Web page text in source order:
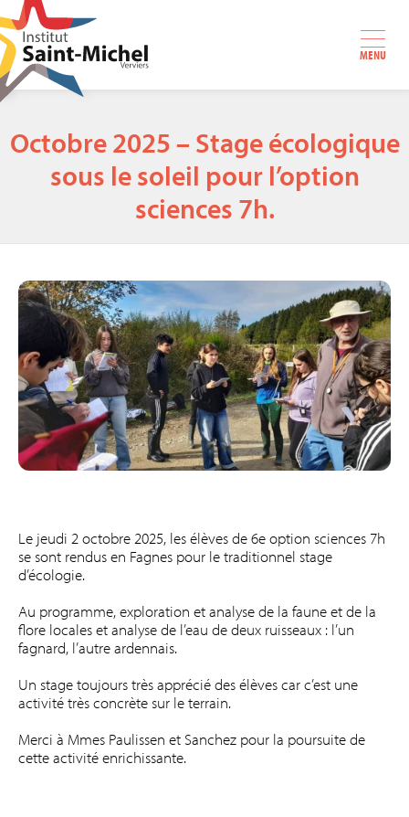
MENU
Octobre 2025 – Stage écologique
sous le soleil pour l’option
sciences 7h.
Le jeudi 2 octobre 2025, les élèves de 6e option sciences 7h
se sont rendus en Fagnes pour le traditionnel stage
d’écologie.
Au programme, exploration et analyse de la faune et de la
flore locales et analyse de l’eau de deux ruisseaux : l’un
fagnard, l’autre ardennais.
Un stage toujours très apprécié des élèves car c’est une
activité très concrète sur le terrain.
Merci à Mmes Paulissen et Sanchez pour la poursuite de
cette activité enrichissante.